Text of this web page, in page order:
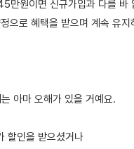
만원이면 신규가입과 다를 바
으로 혜택을 받으며 계속 유
아마 오해가 있을 거예요.
할인을 받으셨거나